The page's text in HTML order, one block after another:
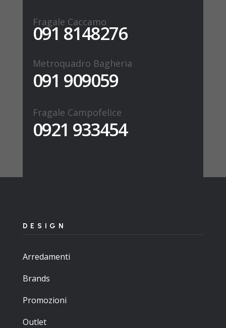
Fragale Caccamo
091 8148276
Metroquadro Bagheria
091 909059
Fragale Campofelice
0921 933454
DESIGN
Arredamenti
Brands
Promozioni
Outlet